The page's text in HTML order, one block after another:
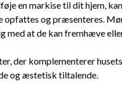
en markise til dit hjem,
opfattes og præsenteres.
med at de kan fremhæve
der komplementerer
og æstetisk tiltalende.